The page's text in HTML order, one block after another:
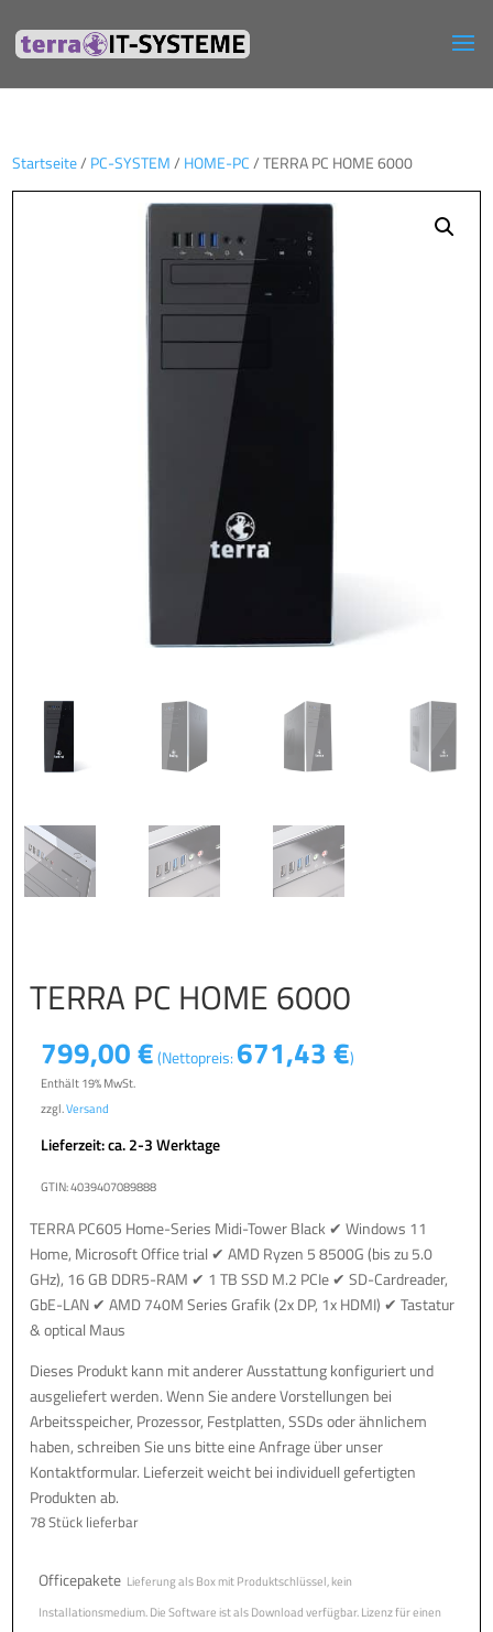
Startseite/ PC-SYSTEM/ HOME-PC/ TERRA PC HOME 6000
TERRA PC HOME 6000
799,00€ (Nettopreis: 671,43€)
Enthält 19% MwSt.
zzgl.Versand
Lieferzeit: ca. 2-3 Werktage
GTIN: 4039407089888
TERRA PC605 Home-Series Midi-Tower Black ✔ Windows 11
Home, Microsoft Office trial ✔ AMD Ryzen 5 8500G (bis zu 5.0
GHz), 16 GB DDR5-RAM ✔ 1 TB SSD M.2 PCIe ✔ SD-Cardreader,
GbE-LAN ✔ AMD 740M Series Grafik (2x DP, 1x HDMI) ✔ Tastatur
& optical Maus
Dieses Produkt kann mit anderer Ausstattung konfiguriert und
ausgeliefert werden. Wenn Sie andere Vorstellungen bei
Arbeitsspeicher, Prozessor, Festplatten, SSDs oder ähnlichem
haben, schreiben Sie uns bitte eine Anfrage über unser
Kontaktformular. Lieferzeit weicht bei individuell gefertigten
Produkten ab.
78 Stück lieferbar
Officepakete Lieferung als Box mit Produktschlüssel, kein
Installationsmedium. Die Software ist als Download verfügbar. Lizenz für einen